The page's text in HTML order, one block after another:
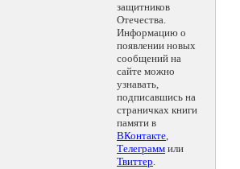
защитников
Отечества.
Информацию о
появлении новых
сообщений на
сайте можно
узнавать,
подписавшись на
страничках книги
памяти в
ВКонтакте,
Телеграмм или
Твиттер.